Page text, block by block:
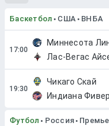
Баскетбол США ВНБА
Миннесота
Лас-Вегас
Чикаго Скай
Индиана Фивер
Футбол Россия